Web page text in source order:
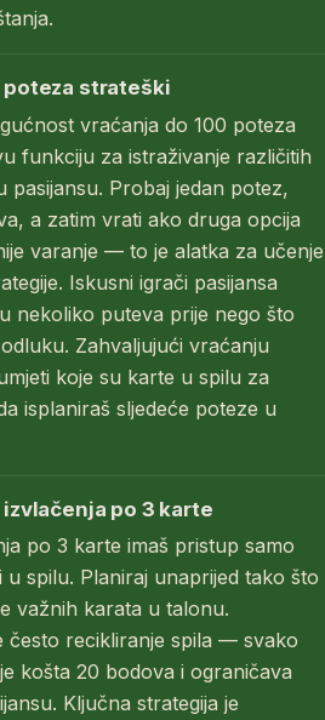
strateški
vraćanja do 100 poteza
funkciju za istraživanje različitih
pasijansu. Probaj jedan potez,
a zatim vrati ako druga opcija
varanje — to je alatka za učenje
Iskusni igrači pasijansa
nekoliko puteva prije nego što
Zahvaljujući vraćanju
koje su karte u spilu za
isplaniraš sljedeće poteze u
po 3 karte
po 3 karte imaš pristup samo
spilu. Planiraj unaprijed tako što
važnih karata u talonu.
često recikliranje spila — svako
košta 20 bodova i ograničava
Ključna strategija je